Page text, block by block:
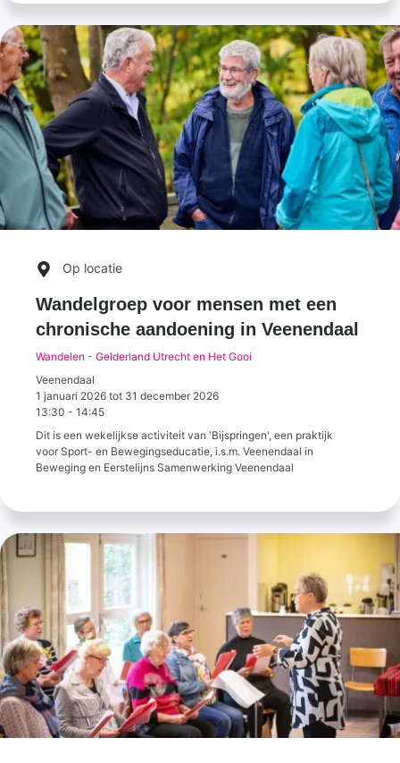
Op locatie
Wandelgroep voor mensen met een
chronische aandoening in Veenendaal
Wandelen - Gelderland Utrecht en Het Gooi
Veenendaal
1 januari 2026 tot 31 december 2026
13:30 - 14:45
Dit is een wekelijkse activiteit van 'Bijspringen', een praktijk
voor Sport- en Bewegingseducatie, i.s.m. Veenendaal in
Beweging en Eerstelijns Samenwerking Veenendaal